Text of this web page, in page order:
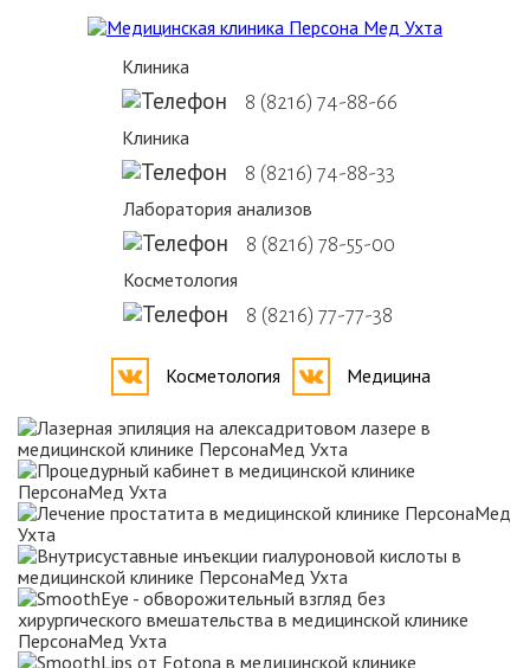
Клиника
8 (8216) 74-88-66
Клиника
8 (8216) 74-88-33
Лаборатория анализов
8 (8216) 78-55-00
Косметология
8 (8216) 77-77-38
Косметология Медицина